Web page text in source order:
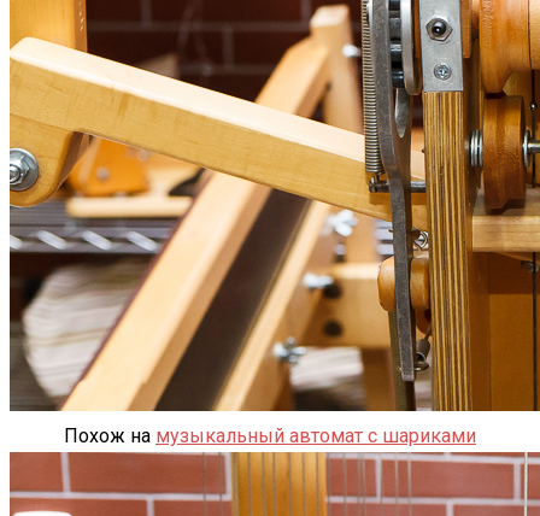
Похож на музыкальный автомат с шариками